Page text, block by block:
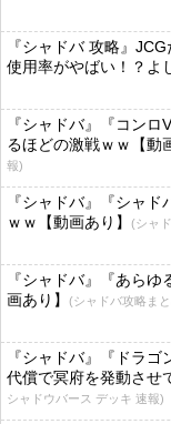
『シャドバ 攻略』
使用率がやばい！？よ
『シャドバ』『コン
るほどの激戦ｗｗ【動
報)
『シャドバ』『シャ
ｗｗ【動画あり】
(シャ
『シャドバ』『あら
画あり】
(シャドバ攻略ま
『シャドバ』『ドラ
代償で冥府を発動させ
シャドウバース デッキ 速報)